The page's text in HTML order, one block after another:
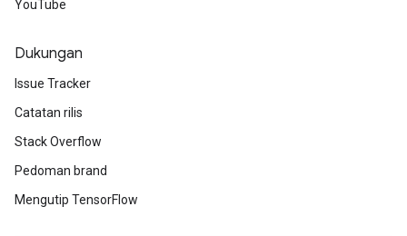
YouTube
Dukungan
Issue Tracker
Catatan rilis
Stack Overflow
Pedoman brand
Mengutip TensorFlow